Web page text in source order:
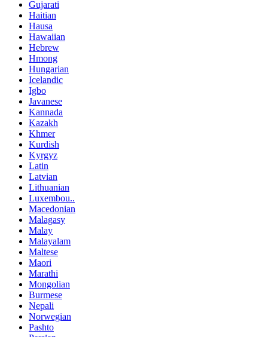
Gujarati
Haitian
Hausa
Hawaiian
Hebrew
Hmong
Hungarian
Icelandic
Igbo
Javanese
Kannada
Kazakh
Khmer
Kurdish
Kyrgyz
Latin
Latvian
Lithuanian
Luxembou..
Macedonian
Malagasy
Malay
Malayalam
Maltese
Maori
Marathi
Mongolian
Burmese
Nepali
Norwegian
Pashto